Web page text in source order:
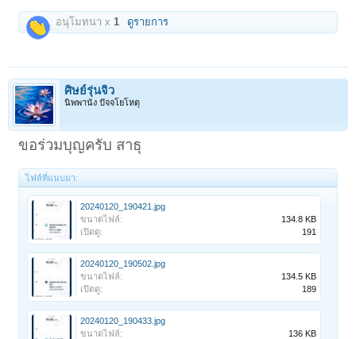
อนุโมทนา x1 ดูรายการ
ศิษย์รุ่นจิ๋ว
นิพพานัง ปัจจโยโหตุ
ขอร่วมบุญครับ สาธุ
ไฟล์ที่แนบมา:
20240120_190421.jpg
ขนาดไฟล์:
134.8 KB
เปิดดู:
191
20240120_190502.jpg
ขนาดไฟล์:
134.5 KB
เปิดดู:
189
20240120_190433.jpg
ขนาดไฟล์:
136 KB